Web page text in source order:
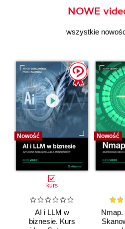
NOWE
wszystkie
Nowość
kurs
AI i LLM w
biznesie. Kurs
Nowość
Nmap.